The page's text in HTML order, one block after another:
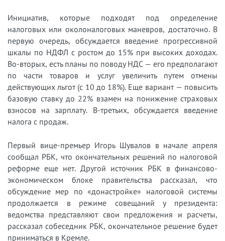
Инициатив, которые подходят под определение
налоговых или околоналоговых маневров, достаточно. В
первую очередь, обсуждается введение прогрессивной
шкалы по НДФЛ с ростом до 15% при высоких доходах.
Во-вторых, есть планы по поводу НДС — его предполагают
по части товаров и услуг увеличить путем отмены
действующих льгот (с 10 до 18%). Еще вариант — повысить
базовую ставку до 22% взамен на понижение страховых
взносов на зарплату. В-третьих, обсуждается введение
налога с продаж.
Первый вице-премьер Игорь Шувалов в начале апреля
сообщал РБК, что окончательных решений по налоговой
реформе еще нет. Другой источник РБК в финансово-
экономическом блоке правительства рассказал, что
обсуждение мер по «донастройке» налоговой системы
продолжается в режиме совещаний у президента:
ведомства представляют свои предложения и расчеты,
рассказал собеседник РБК, окончательное решение будет
приниматься в Кремле.